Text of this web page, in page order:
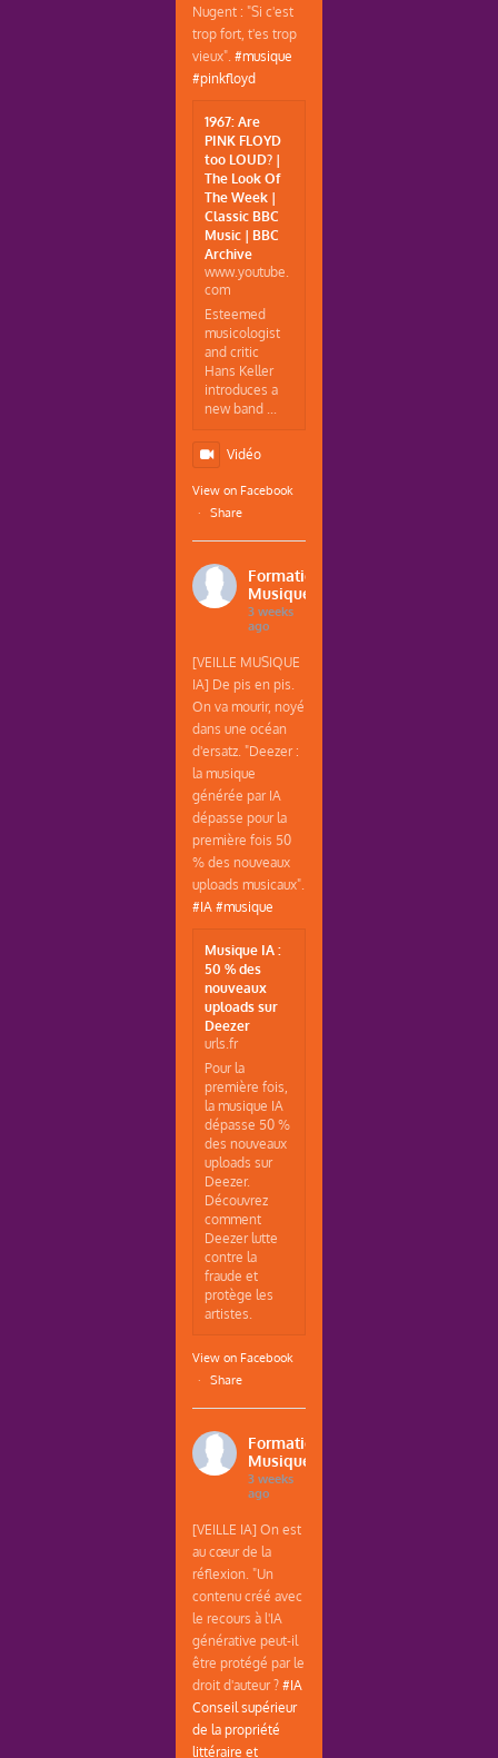
Nugent : "Si c'est
trop fort, t'es trop
vieux".#musique
#pinkfloyd
1967: Are
PINK FLOYD
too LOUD? |
The Look Of
The Week |
Classic BBC
Music | BBC
Archive
www.youtube.
com
Esteemed
musicologist
and critic
Hans Keller
introduces a
new band ...
Vidéo
View on Facebook
·
Share
Formations
Musique
3 weeks
ago
[VEILLE MUSIQUE
IA] De pis en pis.
On va mourir, noyé
dans une océan
d'ersatz. "Deezer :
la musique
générée par IA
dépasse pour la
première fois 50
% des nouveaux
uploads musicaux".
#IA#musique
Musique IA :
50 % des
nouveaux
uploads sur
Deezer
urls.fr
Pour la
première fois,
la musique IA
dépasse 50 %
des nouveaux
uploads sur
Deezer.
Découvrez
comment
Deezer lutte
contre la
fraude et
protège les
artistes.
View on Facebook
·
Share
Formations
Musique
3 weeks
ago
[VEILLE IA] On est
au cœur de la
réflexion. "Un
contenu créé avec
le recours à l'IA
générative peut-il
être protégé par le
droit d'auteur ?#IA
Conseil supérieur
de la propriété
littéraire et